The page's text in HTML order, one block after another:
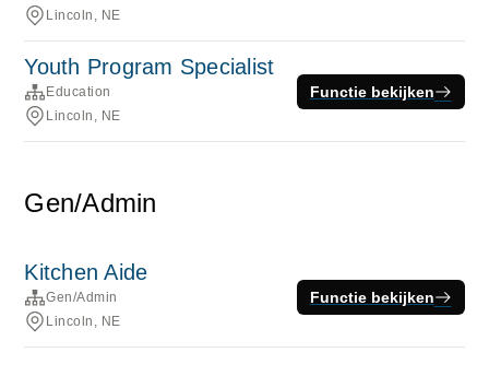
Lincoln, NE
Youth Program Specialist
Education
Lincoln, NE
Functie bekijken
Gen/Admin
Kitchen Aide
Gen/Admin
Lincoln, NE
Functie bekijken